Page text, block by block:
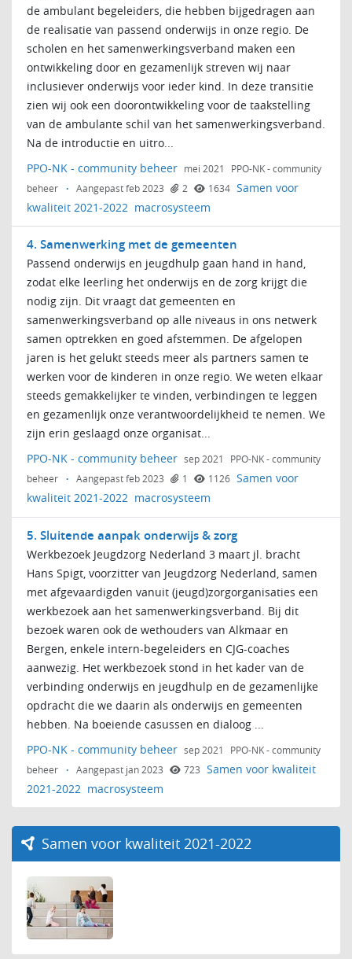
de ambulant begeleiders, die hebben bijgedragen aan
de realisatie van passend onderwijs in onze regio. De
scholen en het samenwerkingsverband maken een
ontwikkeling door en gezamenlijk streven wij naar
inclusiever onderwijs voor ieder kind. In deze transitie
zien wij ook een doorontwikkeling voor de taakstelling
van de ambulante schil van het samenwerkingsverband.
Na de introductie en uitro...
PPO-NK - community beheer mei 2021
PPO-NK - community
beheer
· Aangepast feb 2023 2 1634 Samen voor
kwaliteit 2021-2022 macrosysteem
4. Samenwerking met de gemeenten
Passend onderwijs en jeugdhulp gaan hand in hand,
zodat elke leerling het onderwijs en de zorg krijgt die
nodig zijn. Dit vraagt dat gemeenten en
samenwerkingsverband op alle niveaus in ons netwerk
samen optrekken en goed afstemmen. De afgelopen
jaren is het gelukt steeds meer als partners samen te
werken voor de kinderen in onze regio. We weten elkaar
steeds gemakkelijker te vinden, verbindingen te leggen
en gezamenlijk onze verantwoordelijkheid te nemen. We
zijn erin geslaagd onze organisat...
PPO-NK - community beheer sep 2021
PPO-NK - community
beheer
· Aangepast feb 2023 1 1126 Samen voor
kwaliteit 2021-2022 macrosysteem
5. Sluitende aanpak onderwijs & zorg
Werkbezoek Jeugdzorg Nederland 3 maart jl. bracht
Hans Spigt, voorzitter van Jeugdzorg Nederland, samen
met afgevaardigden vanuit (jeugd)zorgorganisaties een
werkbezoek aan het samenwerkingsverband. Bij dit
bezoek waren ook de wethouders van Alkmaar en
Bergen, enkele intern-begeleiders en CJG-coaches
aanwezig. Het werkbezoek stond in het kader van de
verbinding onderwijs en jeugdhulp en de gezamenlijke
opdracht die we daarin als onderwijs en gemeenten
hebben. Na boeiende casussen en dialoog ...
PPO-NK - community beheer sep 2021
PPO-NK - community
beheer
· Aangepast jan 2023 723 Samen voor kwaliteit
2021-2022 macrosysteem
Samen voor kwaliteit 2021-2022